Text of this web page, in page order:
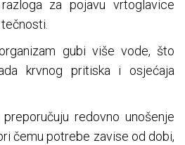
za pojavu vrtoglavice
gubi više vode, što
krvnog pritiska i osjećaja
redovno unošenje
čemu potrebe zavise od dobi,